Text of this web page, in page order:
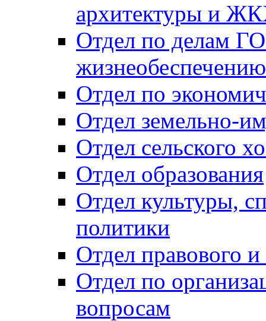
архитектуры и
Отдел по делам
Отдел по
Отдел земельно-
Отдел сельского
Отдел образования
Отдел культуры,
политики
Отдел правового
Отдел по
вопросам